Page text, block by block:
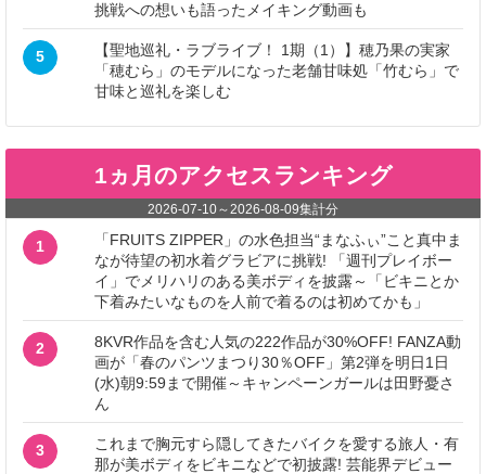
挑戦への想いも語ったメイキング動画も
5
【聖地巡礼・ラブライブ！ 1期（1）】穂乃果の実家
「穂むら」のモデルになった老舗甘味処「竹むら」で
甘味と巡礼を楽しむ
1ヵ月のアクセスランキング
2026-07-10～2026-08-09集計分
1
「FRUITS ZIPPER」の水色担当“まなふぃ”こと真中ま
なが待望の初水着グラビアに挑戦! 「週刊プレイボー
イ」でメリハリのある美ボディを披露～「ビキニとか
下着みたいなものを人前で着るのは初めてかも」
2
8KVR作品を含む人気の222作品が30%OFF! FANZA動
画が「春のパンツまつり30％OFF」第2弾を明日1日
(水)朝9:59まで開催～キャンペーンガールは田野憂さ
ん
3
これまで胸元すら隠してきたバイクを愛する旅人・有
那が美ボディをビキニなどで初披露! 芸能界デビュー